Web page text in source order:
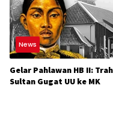
News
Gelar Pahlawan HB II: Trah
Sultan Gugat UU ke MK